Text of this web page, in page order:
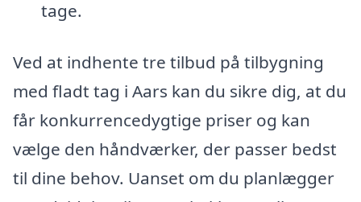
tage.
Ved at indhente tre tilbud på tilbygning
med fladt tag i Aars kan du sikre dig, at du
får konkurrencedygtige priser og kan
vælge den håndværker, der passer bedst
til dine behov. Uanset om du planlægger